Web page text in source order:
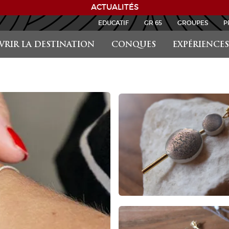
ACTUALITÉS
LA DESTINATION CONQUES EXPÉRIENCES
EDUCATIF GR 65 GROUPES